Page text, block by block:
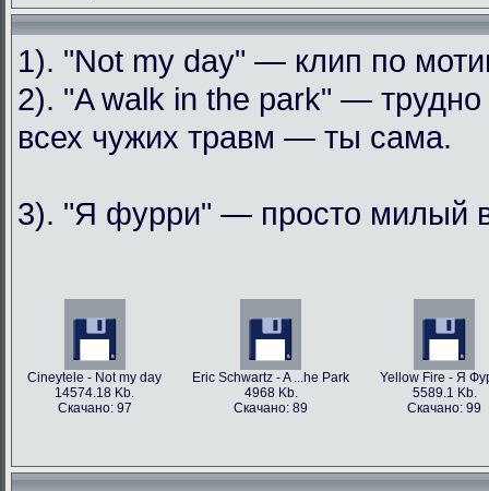
1). "Not my day" — клип по
2). "A walk in the park" —
всех чужих травм — ты сама.
3). "Я фурри" — просто милый
Cineytele - Not my day
14574.18 Kb.
Скачано: 97
Eric Schwartz - A ...he Park
4968 Kb.
Скачано: 89
Yellow Fire - Я
5589.1 Kb.
Скачано: 99